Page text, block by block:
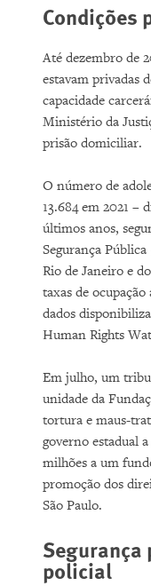
Condições
Até dezembro de
estavam privadas
capacidade
Ministério da
prisão domiciliar.
O número de
13.684 em 2021 –
últimos anos,
Segurança
Rio de Janeiro e
taxas de
dados
Human Rights
Em julho, um
unidade da
tortura e maus-
governo estadual
milhões a um
promoção dos
São Paulo.
Segurança
policial